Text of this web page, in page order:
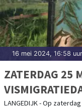
16 mei 2024, 16:58 uur
ZATERDAG 25
LANGEDIJK - Op